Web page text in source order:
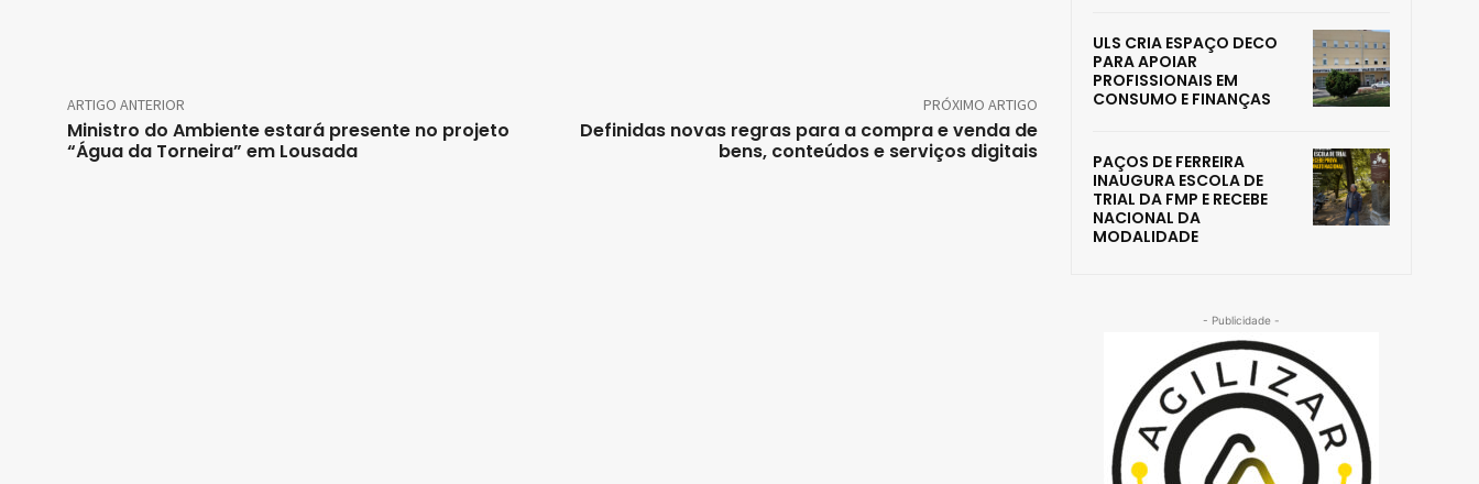
ARTIGO ANTERIOR
Ministro do Ambiente estará presente no projeto
“Água da Torneira” em Lousada
PRÓXIMO ARTIGO
Definidas novas regras para a compra e venda de
bens, conteúdos e serviços digitais
ULS CRIA ESPAÇO DECO
PARA APOIAR
PROFISSIONAIS EM
CONSUMO E FINANÇAS
PAÇOS DE FERREIRA
INAUGURA ESCOLA DE
TRIAL DA FMP E RECEBE
NACIONAL DA
MODALIDADE
- Publicidade -